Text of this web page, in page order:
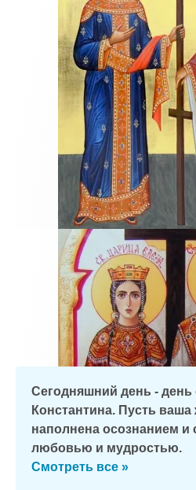
Сегодняшний день -
Константина. Пусть ваша
наполнена осознанием и
любовью и мудростью.
Смотреть все »